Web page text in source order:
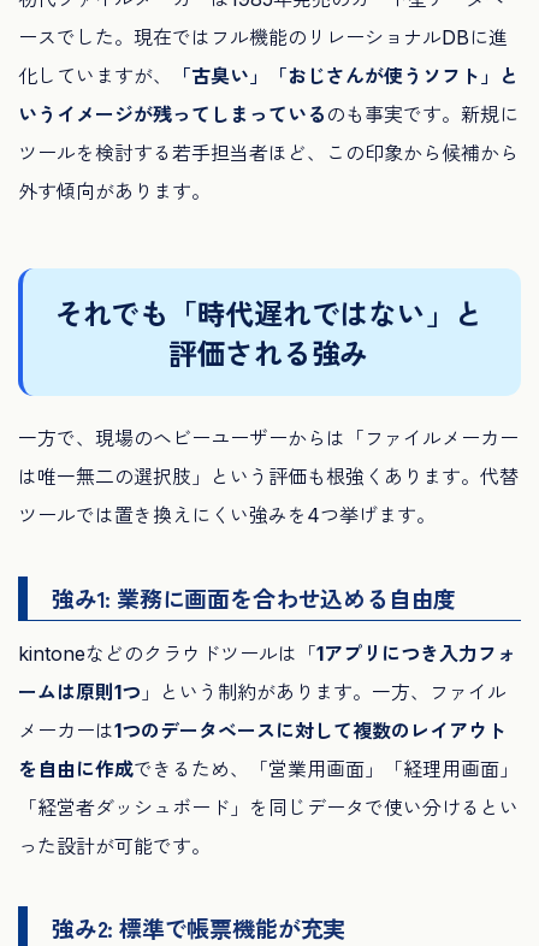
ースでした。現在ではフル機能のリレーショナルDBに進
化していますが、
「古臭い」「おじさんが使うソフト」と
いうイメージが残ってしまっている のも事実です。新規に
ツールを検討する若手担当者ほど、この印象から候補から
外す傾向があります。
それでも「時代遅れではない」と
評価される強み
一方で、現場のヘビーユーザーからは「ファイルメーカー
は唯一無二の選択肢」という評価も根強くあります。代替
ツールでは置き換えにくい強みを4つ挙げます。
強み1: 業務に画面を合わせ込める自由度
kintoneなどのクラウドツールは「1アプリにつき入力フォ
ームは原則1つ 」という制約があります。一方、ファイル
メーカーは1つのデータベースに対して複数のレイアウト
を自由に作成できるため、「営業用画面」「経理用画面」
「経営者ダッシュボード」を同じデータで使い分けるとい
った設計が可能です。
強み2: 標準で帳票機能が充実